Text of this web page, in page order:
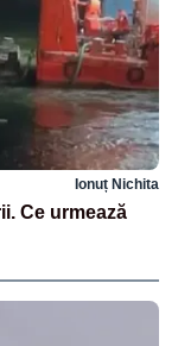
Ionuț Nichita
Ce urmează